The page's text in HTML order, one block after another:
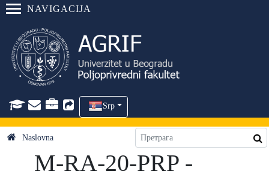
NAVIGACIJA
Srp
Naslovna
M-RA-20-PRP -